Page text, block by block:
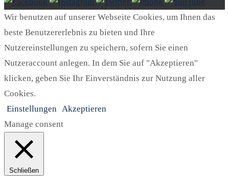
Wir benutzen auf unserer Webseite Cookies, um Ihnen das
beste Benutzererlebnis zu bieten und Ihre
Nutzereinstellungen zu speichern, sofern Sie einen
Nutzeraccount anlegen. In dem Sie auf "Akzeptieren"
klicken, geben Sie Ihr Einverständnis zur Nutzung aller
Cookies.
Einstellungen
Akzeptieren
Manage consent
Schließen